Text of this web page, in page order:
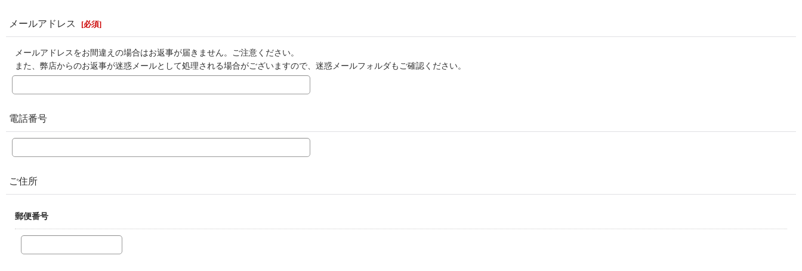
メールアドレス [必須]
メールアドレスをお間違えの場合はお返事が届きません。ご注意ください。
また、弊店からのお返事が迷惑メールとして処理される場合がございますので、迷惑メールフォルダもご確認ください。
電話番号
ご住所
郵便番号